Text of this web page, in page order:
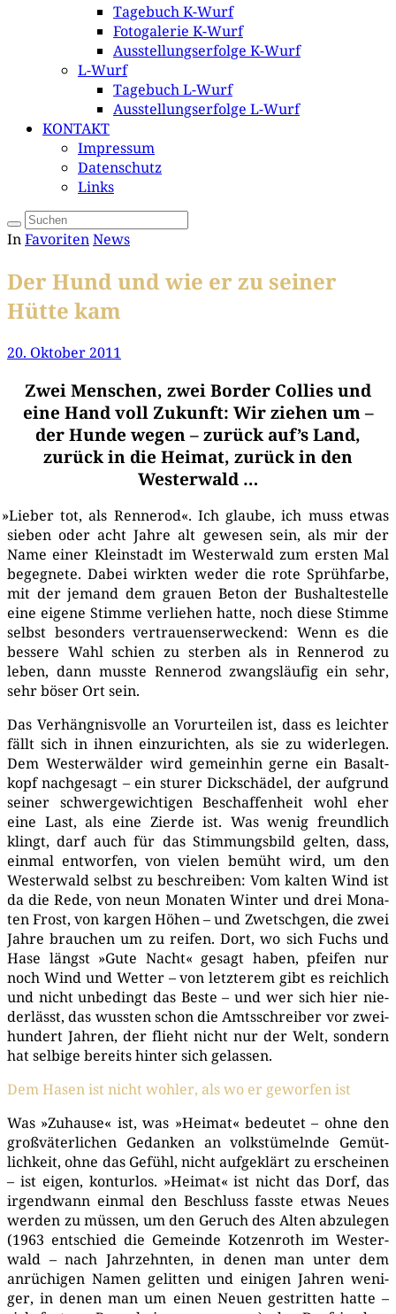
Tagebuch K-Wurf
Fotogalerie K-Wurf
Ausstellungserfolge K-Wurf
L-Wurf
Tagebuch L-Wurf
Ausstellungserfolge L-Wurf
KONTAKT
Impressum
Datenschutz
Links
InFavoritenNews
Der Hund und wie er zu seiner
Hütte kam
20. Oktober 2011
Zwei Menschen, zwei Border Collies und
eine Hand voll Zukunft: Wir ziehen um –
der Hunde wegen – zurück auf’s Land,
zurück in die Heimat, zurück in den
Westerwald …
»Lie­ber tot, als Renn­er­od«. Ich glau­be, ich muss etwas
sie­ben oder acht Jah­re alt gewe­sen sein, als mir der
Name einer Klein­stadt im Wes­ter­wald zum ers­ten Mal
begeg­ne­te. Dabei wirk­ten weder die rote Sprüh­far­be,
mit der jemand dem grau­en Beton der Bus­hal­te­stel­le
eine eige­ne Stim­me ver­lie­hen hat­te, noch die­se Stim­me
selbst beson­ders ver­trau­ens­er­we­ckend: Wenn es die
bes­se­re Wahl schien zu ster­ben als in Renn­er­od zu
leben, dann muss­te Renn­er­od zwangs­läu­fig ein sehr,
sehr böser Ort sein.
Das Ver­häng­nis­vol­le an Vor­ur­tei­len ist, dass es leich­ter
fällt sich in ihnen ein­zu­rich­ten, als sie zu wider­le­gen.
Dem Wes­ter­wäl­der wird gemein­hin ger­ne ein Basalt­
kopf nach­ge­sagt – ein stu­rer Dick­schä­del, der auf­grund
sei­ner schwer­ge­wich­ti­gen Beschaf­fen­heit wohl eher
eine Last, als eine Zier­de ist. Was wenig freund­lich
klingt, darf auch für das Stim­mungs­bild gel­ten, dass,
ein­mal ent­wor­fen, von vie­len bemüht wird, um den
Wes­ter­wald selbst zu beschrei­ben: Vom kal­ten Wind ist
da die Rede, von neun Mona­ten Win­ter und drei Mona­
ten Frost, von kar­gen Höhen – und Zwetsch­gen, die zwei
Jah­re brau­chen um zu rei­fen. Dort, wo sich Fuchs und
Hase längst »Gute Nacht« gesagt haben, pfei­fen nur
noch Wind und Wet­ter – von letz­te­rem gibt es reich­lich
und nicht unbe­dingt das Bes­te – und wer sich hier nie­
der­lässt, das wuss­ten schon die Amts­schrei­ber vor zwei­
hun­dert Jah­ren, der flieht nicht nur der Welt, son­dern
hat sel­bi­ge bereits hin­ter sich gelassen.
Dem Hasen ist nicht woh­ler, als wo er gewor­fen ist
Was »Zuhau­se« ist, was »Hei­mat« bedeu­tet – ohne den
groß­vä­ter­li­chen Gedan­ken an volks­tü­meln­de Gemüt­
lich­keit, ohne das Gefühl, nicht auf­ge­klärt zu erschei­nen
– ist eigen, kon­tur­los. »Hei­mat« ist nicht das Dorf, das
irgend­wann ein­mal den Beschluss fass­te etwas Neu­es
wer­den zu müs­sen, um den Geruch des Alten abzu­le­gen
(1963 ent­schied die Gemein­de Kot­zen­roth im Wes­ter­
wald – nach Jahr­zehn­ten, in denen man unter dem
anrü­chi­gen Namen gelit­ten und eini­gen Jah­ren weni­
ger, in denen man um einen Neu­en gestrit­ten hat­te –